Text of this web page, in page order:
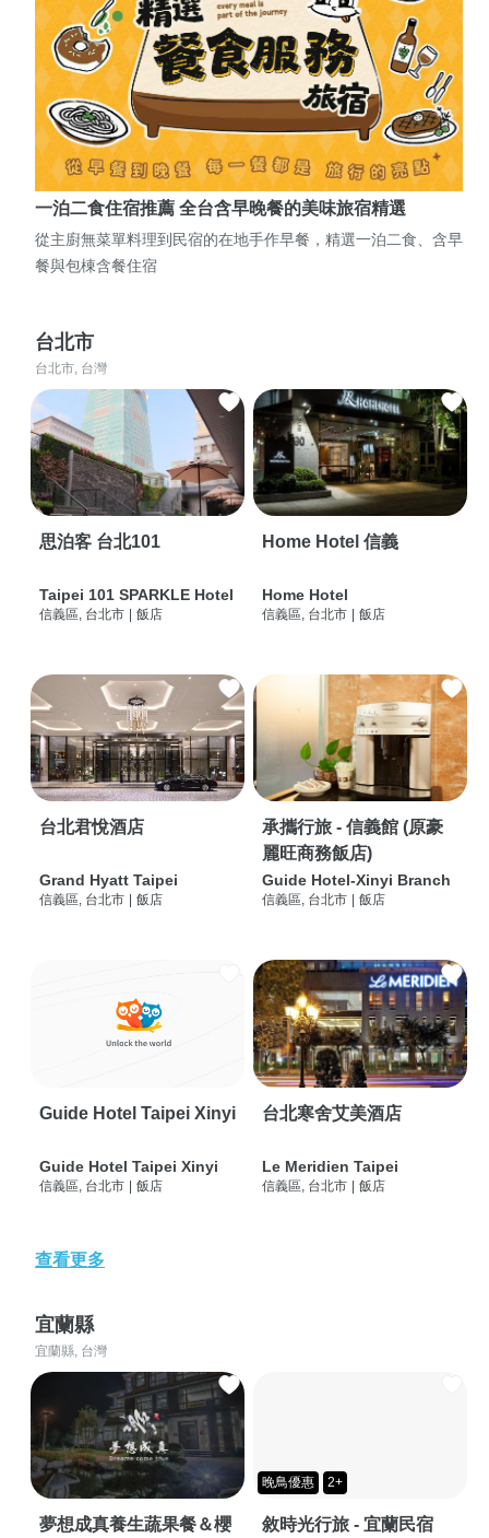
一泊二食住宿推薦 全台含早晚餐的美味旅宿精選
從主廚無菜單料理到民宿的在地手作早餐，精選一泊二食、含早
餐與包棟含餐住宿
台北市
台北市, 台灣
思泊客 台北101
Taipei 101 SPARKLE Hotel
信義區, 台北市 飯店
Home Hotel 信義
Home Hotel
信義區, 台北市 飯店
台北君悅酒店
Grand Hyatt Taipei
信義區, 台北市 飯店
承攜行旅 - 信義館 (原豪
麗旺商務飯店)
Guide Hotel-Xinyi Branch
信義區, 台北市 飯店
Guide Hotel Taipei Xinyi
Guide Hotel Taipei Xinyi
信義區, 台北市 | 飯店
台北寒舍艾美酒店
Le Meridien Taipei
信義區, 台北市 | 飯店
查看更多
宜蘭縣
宜蘭縣, 台灣
夢想成真養生蔬果餐＆櫻
晚鳥優惠 2+
敘時光行旅 - 宜蘭民宿